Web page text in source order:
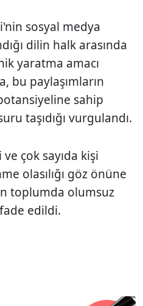
sosyal medya
dilin halk arasında
yaratma amacı
bu paylaşımların
sahip
taşıdığı vurgulandı.
çok sayıda kişi
olasılığı göz önüne
toplumda olumsuz
edildi.